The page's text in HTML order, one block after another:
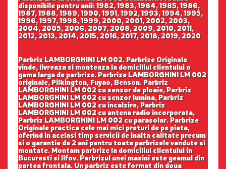
disponibile pentru anii: 1982, 1983, 1984, 1985, 1986,
1987, 1988, 1989, 1990, 1991, 1992, 1993, 1994, 1995,
1996, 1997, 1998, 1999, 2000, 2001, 2002, 2003,
2004, 2005, 2006, 2007, 2008, 2009, 2010, 2011,
2012, 2013, 2014, 2015, 2016, 2017, 2018, 2019, 2020
Parbriz LAMBORGHINI LM 002. Parbrize Originale
vinde, livreaza si monteaza la domiciliul clientului o
gama larga de parbrize. Parbrize LAMBORGHINI LM 002
originale, Pilkington, Fuyao, Benson. Parbriz
LAMBORGHINI LM 002 cu senzor de ploaie, Parbriz
LAMBORGHINI LM 002 cu senzor lumina, Parbriz
LAMBORGHINI LM 002 cu incalzire, Parbriz
LAMBORGHINI LM 002 cu antena radio incorporata,
Parbriz LAMBORGHINI LM 002 cu parasolar. Parbrize
Originale practica cele mai mici preturi de pe piata,
oferind in acelasi timp servicii de inalta calitate precum
si o garantie de 2 ani pentru toate parbrizele vandute si
montate. Montam parbrize la domiciliul clientului in
Bucuresti si Ilfov. Parbrizul unei masini este geamul din
partea frontala. Un parbriz este format din doua